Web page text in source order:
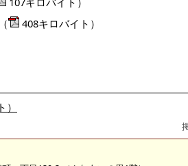
（ 408キロバイト）